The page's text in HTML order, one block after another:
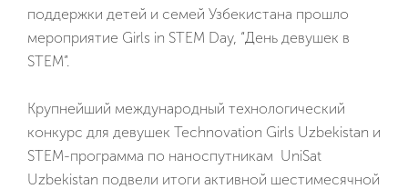
поддержки детей и семей Узбекистана прошло
мероприятие Girls in STEM Day, “День девушек в
STEM”.
Крупнейший международный технологический
конкурс для девушек Technovation Girls Uzbekistan и
STEM-программа по наноспутникам UniSat
Uzbekistan подвели итоги активной шестимесячной